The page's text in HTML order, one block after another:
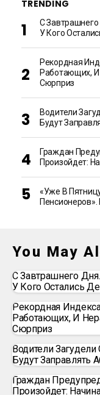
TRENDING
С
У Кого
Рекордная
Работающих,
Сюрприз
Водители
Будут
Граждан
Произойдет:
«Уже В
You May
С Завтрашнего
У Кого Остались
Рекордная
Работающих, И
Сюрприз
Водители
Будут Заправлять
Граждан
Произойдет: